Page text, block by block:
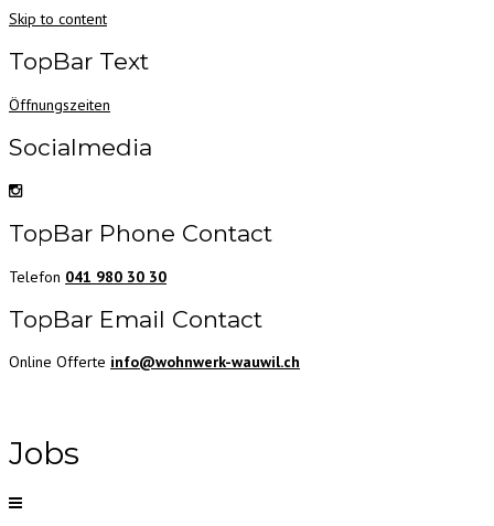
Skip to content
TopBar Text
Öffnungszeiten
Socialmedia
TopBar Phone Contact
Telefon 041 980 30 30
TopBar Email Contact
Online Offerte info@wohnwerk-wauwil.ch
Jobs